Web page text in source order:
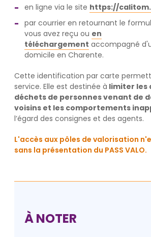
en ligne via le site https://
par courrier en retournant le
vous avez reçu ou en
téléchargement accompagné
domicile en Charente.
Cette identification par carte
service. Elle est destinée à limiter les
déchets de personnes venant de
voisins et les comportements
l’égard des consignes et des agents.
L'accès aux pôles de valorisation
sans la présentation du PASS VALO.
À NOTER